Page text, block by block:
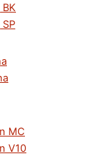
MC
V10